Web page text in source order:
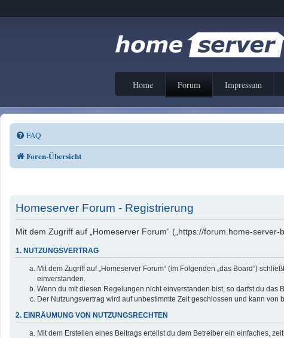
Home Forum Impressum
FAQ
Foren-Übersicht
Homeserver Forum - Registrierung
Mit dem Zugriff auf „Homeserver Forum“ („https://forum.home-
1. NUTZUNGSVERTRAG
Mit dem Zugriff auf „Homeserver Forum“ (im Folgenden „das Board“)
einverstanden.
Wenn du mit diesen Regelungen nicht einverstanden bist, so darfst du
Der Nutzungsvertrag wird auf unbestimmte Zeit geschlossen und kann
2. EINRÄUMUNG VON NUTZUNGSRECHTEN
Mit dem Erstellen eines Beitrags erteilst du dem Betreiber ein einfaches,